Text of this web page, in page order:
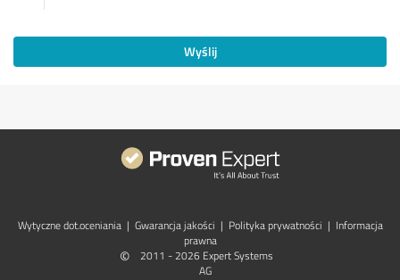
Wyślij
Wytyczne dot.­oceniania | Gwarancja jakości | Polityka prywatności | Informacja
prawna
©
2011 - 2026 Expert Systems
AG